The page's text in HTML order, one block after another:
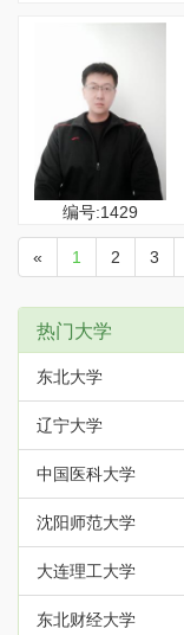
编号:1429
« 1 2 3
热门大学
东北大学
辽宁大学
中国医科大学
沈阳师范大学
大连理工大学
东北财经大学